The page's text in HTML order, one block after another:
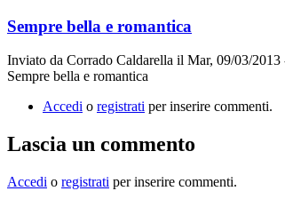
Sempre bella e romantica
Inviato da Corrado Caldarella il Mar, 09/03/2013
Sempre bella e romantica
Accedi o registrati per inserire commenti.
Lascia un commento
Accedi o registrati per inserire commenti.